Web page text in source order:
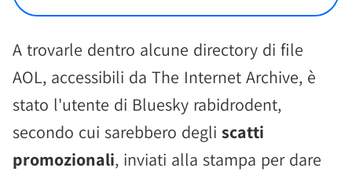
A trovarle dentro alcune directory di file
AOL, accessibili da The Internet Archive, è
stato l'utente di Bluesky rabidrodent,
secondo cui sarebbero degli scatti
promozionali, inviati alla stampa per dare